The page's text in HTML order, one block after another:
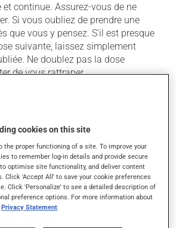
et continue. Assurez-vous de ne
Si vous oubliez de prendre une
que vous y pensez. S'il est presque
suivante, laissez simplement
Ne doublez pas la dose
de vous rattraper.
être pris avec ou sans nourriture,
ou aux collations.
recherchés, ce produit peut à
certains effets indésirables (effets
:
modifications de l'humeur et
une dépression;
cookies on this site
the proper functioning of a site. To improve your
to remember log-in details and provide secure
optimise site functionality, and deliver content
Click 'Accept All' to save your cookie preferences
Click 'Personalize' to see a detailed description of
preference options. For more information about
Privacy Statement